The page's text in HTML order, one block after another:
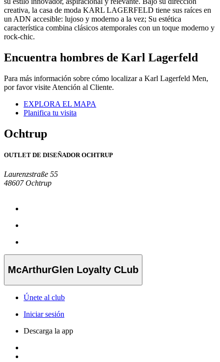
creativa, la casa de moda KARL LAGERFELD tiene sus raíces en
un ADN accesible: lujoso y moderno a la vez; Su estética
característica combina clásicos atemporales con un toque moderno y
rock-chic.
Encuentra hombres de Karl Lagerfeld
Para más información sobre cómo localizar a Karl Lagerfeld Men,
por favor visite Atención al Cliente.
EXPLORA EL MAPA
Planifica tu visita
Ochtrup
OUTLET DE DISEÑADOR OCHTRUP
Laurenzstraße 55
48607 Ochtrup
McArthurGlen Loyalty CLub
Únete al club
Iniciar sesión
Descarga la app